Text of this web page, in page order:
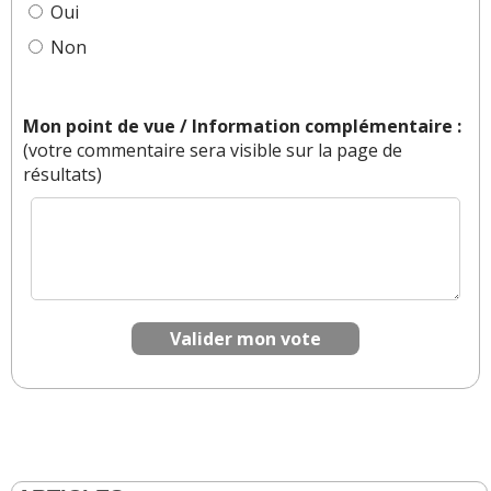
ParSilverbullet(Date : 2023-08-10 14:20:34)
Personnellement, comme voiture de tous les jours
nous avons toujours eu des A3 (l'actuelle est
notre 5°), et nous voyons la qualité baisser.
Oui
Non
Mon point de vue / Information complémentaire :
(votre commentaire sera visible sur la page de
résultats)
Valider mon vote